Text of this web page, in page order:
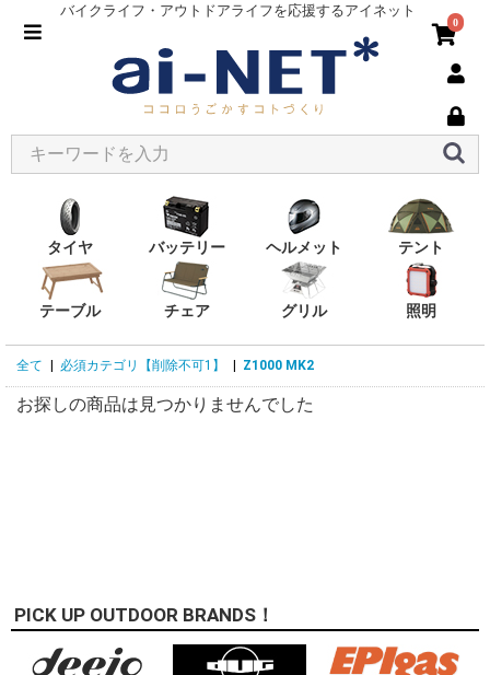
バイクライフ・アウトドアライフを応援するアイネット
0
タイヤ バッテリー ヘルメット テント
テーブル チェア グリル 照明
全て 必須カテゴリ【削除不可1】 Z1000 MK2
お探しの商品は見つかりませんでした
PICK UP OUTDOOR BRANDS！